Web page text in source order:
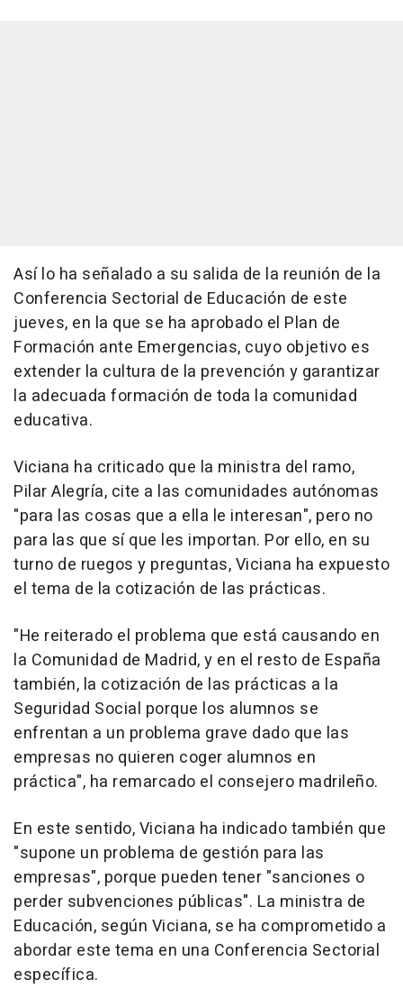
Así lo ha señalado a su salida de la reunión de la
Conferencia Sectorial de Educación de este
jueves, en la que se ha aprobado el Plan de
Formación ante Emergencias, cuyo objetivo es
extender la cultura de la prevención y garantizar
la adecuada formación de toda la comunidad
educativa.
Viciana ha criticado que la ministra del ramo,
Pilar Alegría, cite a las comunidades autónomas
"para las cosas que a ella le interesan", pero no
para las que sí que les importan. Por ello, en su
turno de ruegos y preguntas, Viciana ha expuesto
el tema de la cotización de las prácticas.
"He reiterado el problema que está causando en
la Comunidad de Madrid, y en el resto de España
también, la cotización de las prácticas a la
Seguridad Social porque los alumnos se
enfrentan a un problema grave dado que las
empresas no quieren coger alumnos en
práctica", ha remarcado el consejero madrileño.
En este sentido, Viciana ha indicado también que
"supone un problema de gestión para las
empresas", porque pueden tener "sanciones o
perder subvenciones públicas". La ministra de
Educación, según Viciana, se ha comprometido a
abordar este tema en una Conferencia Sectorial
específica.